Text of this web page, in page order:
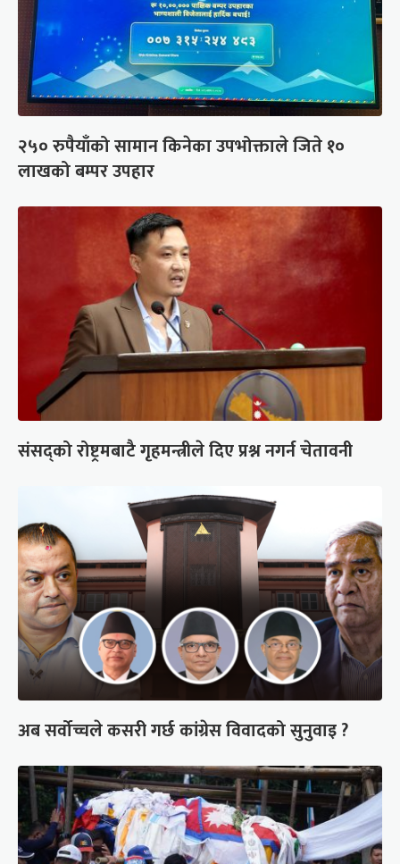
२५० रुपैयाँको सामान किनेका उपभोक्ताले जिते १०
लाखको बम्पर उपहार
संसद्को रोष्ट्रमबाटै गृहमन्त्रीले दिए प्रश्न नगर्न चेतावनी
अब सर्वोच्चले कसरी गर्छ कांग्रेस विवादको सुनुवाइ ?